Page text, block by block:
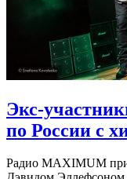
Экс-
по России с
Радио MAXIMUM